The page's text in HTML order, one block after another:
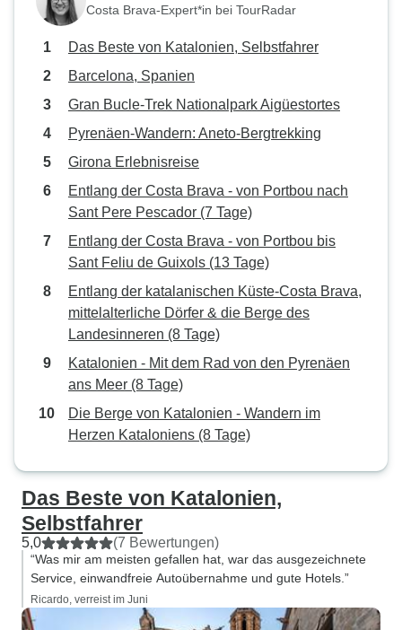
Costa Brava-Expert*in bei TourRadar
Das Beste von Katalonien, Selbstfahrer
Barcelona, Spanien
Gran Bucle-Trek Nationalpark Aigüestortes
Pyrenäen-Wandern: Aneto-Bergtrekking
Girona Erlebnisreise
Entlang der Costa Brava - von Portbou nach
Sant Pere Pescador (7 Tage)
Entlang der Costa Brava - von Portbou bis
Sant Feliu de Guixols (13 Tage)
Entlang der katalanischen Küste-Costa Brava,
mittelalterliche Dörfer & die Berge des
Landesinneren (8 Tage)
Katalonien - Mit dem Rad von den Pyrenäen
ans Meer (8 Tage)
Die Berge von Katalonien - Wandern im
Herzen Kataloniens (8 Tage)
Das Beste von Katalonien,
Selbstfahrer
5,0 (7 Bewertungen)
“Was mir am meisten gefallen hat, war das ausgezeichnete
Service, einwandfreie Autoübernahme und gute Hotels.”
Ricardo, verreist im Juni